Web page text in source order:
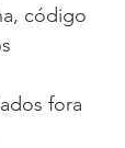
código
fora